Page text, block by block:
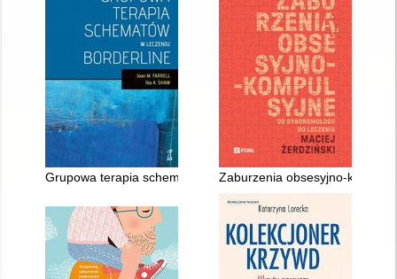
Grupowa terapia schematów w leczeniu bordeline
Zaburzenia obsesyjno-